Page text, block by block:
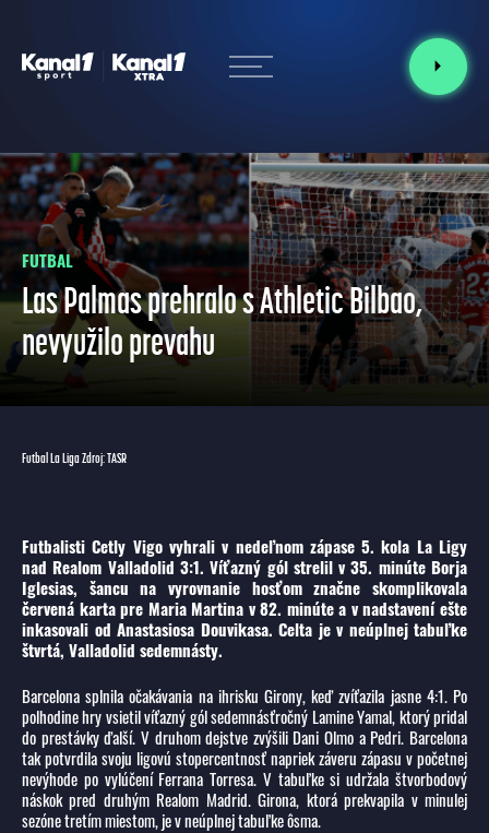
FUTBAL
Las Palmas prehralo s Athletic Bilbao,
nevyužilo prevahu
Futbal La Liga Zdroj: TASR
Futbalisti Cetly Vigo vyhrali v nedeľnom zápase 5. kola La Ligy
nad Realom Valladolid 3:1. Víťazný gól strelil v 35. minúte Borja
Iglesias, šancu na vyrovnanie hosťom značne skomplikovala
červená karta pre Maria Martina v 82. minúte a v nadstavení ešte
inkasovali od Anastasiosa Douvikasa. Celta je v neúplnej tabuľke
štvrtá, Valladolid sedemnásty.
Barcelona splnila očakávania na ihrisku Girony, keď zvíťazila jasne 4:1. Po
polhodine hry vsietil víťazný gól sedemnásťročný Lamine Yamal, ktorý pridal
do prestávky ďalší. V druhom dejstve zvýšili Dani Olmo a Pedri. Barcelona
tak potvrdila svoju ligovú stopercentnosť napriek záveru zápasu v početnej
nevýhode po vylúčení Ferrana Torresa. V tabuľke si udržala štvorbodový
náskok pred druhým Realom Madrid. Girona, ktorá prekvapila v minulej
sezóne tretím miestom, je v neúplnej tabuľke ôsma.